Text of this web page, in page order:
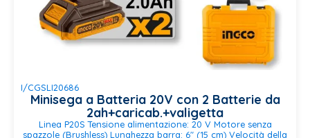
I/CGSLI20686
Minisega a Batteria 20V con 2 Batterie da
2ah+caricab.+valigetta
Linea P20S Tensione alimentazione: 20 V Motore senza
spazzole (Brushless) Lunghezza barra: 6" (15 cm) Velocità della